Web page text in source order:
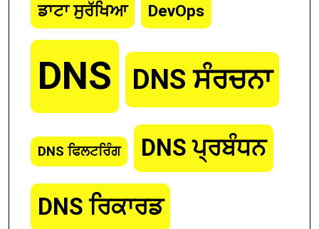
ਡਾਟਾ ਸੁਰੱਖਿਆ DevOps
DNS DNS ਸੰਰਚਨਾ
DNS ਫਿਲਟਰਿੰਗ DNS ਪ੍ਰਬੰਧਨ
DNS ਰਿਕਾਰਡ